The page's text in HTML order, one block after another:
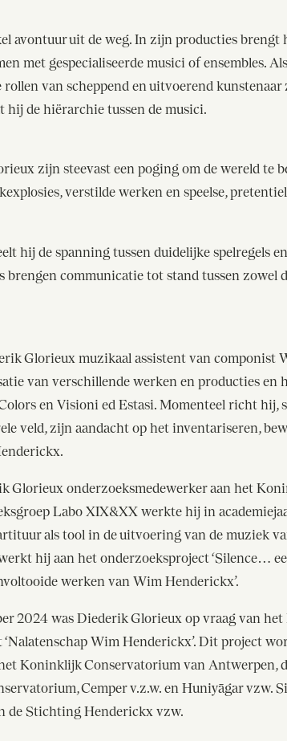
avontuur uit de weg. In zijn producties brengt
met gespecialiseerde musici of ensembles.
van scheppend en uitvoerend kunstenaar
hij de hiërarchie tussen de musici.
zijn steevast een poging om de wereld te
verstilde werken en speelse,
hij de spanning tussen duidelijke spelregels
communicatie tot stand tussen zowel
Glorieux muzikaal assistent van componist
van verschillende werken en producties en
en Visioni ed Estasi. Momenteel richt hij,
veld, zijn aandacht op het inventariseren,
Glorieux onderzoeksmedewerker aan het
Labo XIX&XX werkte hij in
als tool in de uitvoering van de muziek
hij aan het onderzoeksproject ‘Silence…
werken van Wim Henderickx’.
2024 was Diederik Glorieux op vraag van het
Wim Henderickx’. Dit project
Koninklijk Conservatorium van Antwerpen,
Cemper v.z.w. en Huniyāgar vzw.
de Stichting Henderickx vzw.